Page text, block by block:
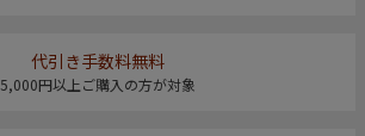
代引き手数料無料
5,000円以上ご購入の方が対象